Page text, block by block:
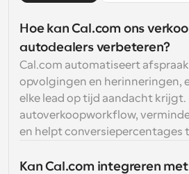
Hoe kan Cal.com ons
autodealers verbeteren?
Cal.com automatiseert
opvolgingen en herinneringen,
elke lead op tijd aandacht
autoverkoopworkflow,
en helpt conversiepercentages
Kan Cal.com integreren